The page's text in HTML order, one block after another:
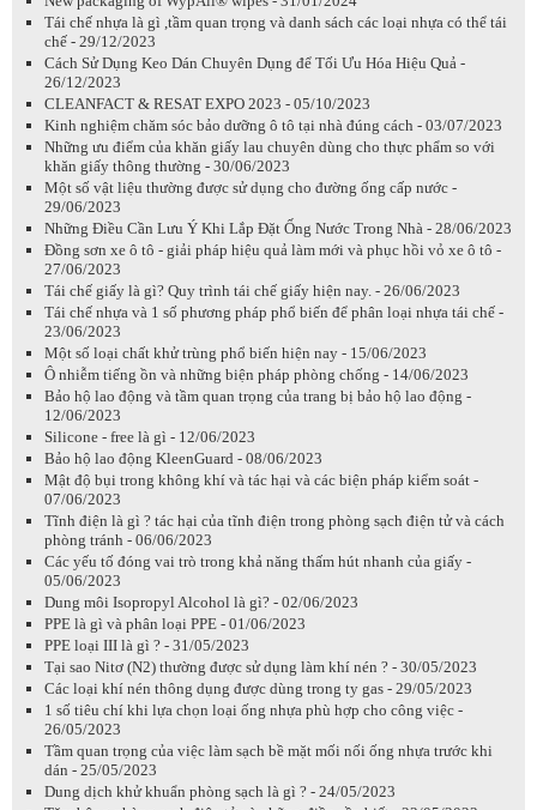
Tái chế nhựa là gì ,tầm quan trọng và danh sách các loại nhựa có thể tái
chế - 29/12/2023
Cách Sử Dụng Keo Dán Chuyên Dụng để Tối Ưu Hóa Hiệu Quả -
26/12/2023
CLEANFACT & RESAT EXPO 2023 - 05/10/2023
Kinh nghiệm chăm sóc bảo dưỡng ô tô tại nhà đúng cách - 03/07/2023
Những ưu điểm của khăn giấy lau chuyên dùng cho thực phẩm so với
khăn giấy thông thường - 30/06/2023
Một số vật liệu thường được sử dụng cho đường ống cấp nước -
29/06/2023
Những Điều Cần Lưu Ý Khi Lắp Đặt Ống Nước Trong Nhà - 28/06/2023
Đồng sơn xe ô tô - giải pháp hiệu quả làm mới và phục hồi vỏ xe ô tô -
27/06/2023
Tái chế giấy là gì? Quy trình tái chế giấy hiện nay. - 26/06/2023
Tái chế nhựa và 1 số phương pháp phổ biến để phân loại nhựa tái chế -
23/06/2023
Một số loại chất khử trùng phổ biến hiện nay - 15/06/2023
Ô nhiễm tiếng ồn và những biện pháp phòng chống - 14/06/2023
Bảo hộ lao động và tầm quan trọng của trang bị bảo hộ lao động -
12/06/2023
Silicone - free là gì - 12/06/2023
Bảo hộ lao động KleenGuard - 08/06/2023
Mật độ bụi trong không khí và tác hại và các biện pháp kiểm soát -
07/06/2023
Tĩnh điện là gì ? tác hại của tĩnh điện trong phòng sạch điện tử và cách
phòng tránh - 06/06/2023
Các yếu tố đóng vai trò trong khả năng thấm hút nhanh của giấy -
05/06/2023
Dung môi Isopropyl Alcohol là gì? - 02/06/2023
PPE là gì và phân loại PPE - 01/06/2023
PPE loại III là gì ? - 31/05/2023
Tại sao Nitơ (N2) thường được sử dụng làm khí nén ? - 30/05/2023
Các loại khí nén thông dụng được dùng trong ty gas - 29/05/2023
1 số tiêu chí khi lựa chọn loại ống nhựa phù hợp cho công việc -
26/05/2023
Tầm quan trọng của việc làm sạch bề mặt mối nối ống nhựa trước khi
dán - 25/05/2023
Dung dịch khử khuẩn phòng sạch là gì ? - 24/05/2023